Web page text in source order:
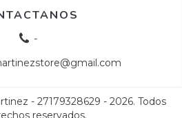
-
- 27179328629 - 2026. Todos
reservados.